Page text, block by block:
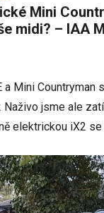
midi? – IAA
a Mini Countryman
jsme ale
elektrickou iX2